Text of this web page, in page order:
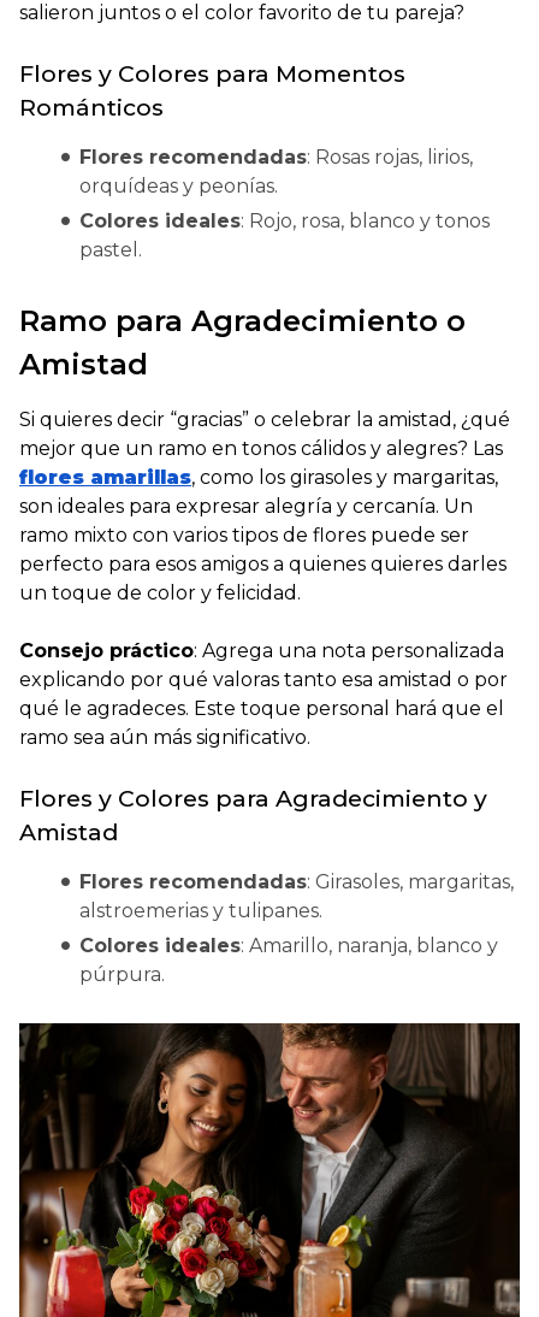
salieron juntos o el color favorito de tu pareja?
Flores y Colores para Momentos
Románticos
Flores recomendadas: Rosas rojas, lirios,
orquídeas y peonías.
Colores ideales: Rojo, rosa, blanco y tonos
pastel.
Ramo para Agradecimiento o
Amistad
Si quieres decir “gracias” o celebrar la amistad, ¿qué
mejor que un ramo en tonos cálidos y alegres? Las
flores amarillas, como los girasoles y margaritas,
son ideales para expresar alegría y cercanía. Un
ramo mixto con varios tipos de flores puede ser
perfecto para esos amigos a quienes quieres darles
un toque de color y felicidad.
Consejo práctico: Agrega una nota personalizada
explicando por qué valoras tanto esa amistad o por
qué le agradeces. Este toque personal hará que el
ramo sea aún más significativo.
Flores y Colores para Agradecimiento y
Amistad
Flores recomendadas: Girasoles, margaritas,
alstroemerias y tulipanes.
Colores ideales: Amarillo, naranja, blanco y
púrpura.